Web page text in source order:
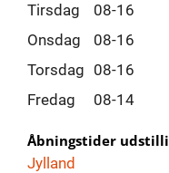
Tirsdag
08-16
Onsdag
08-16
Torsdag 08-16
Fredag
08-14
Åbningstider
Jylland